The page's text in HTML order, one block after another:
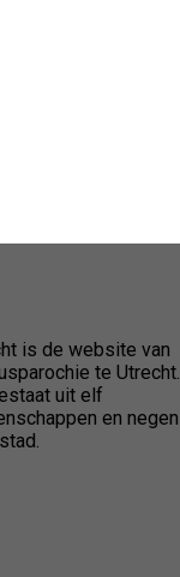
is de website van
te Utrecht.
uit elf
en negen